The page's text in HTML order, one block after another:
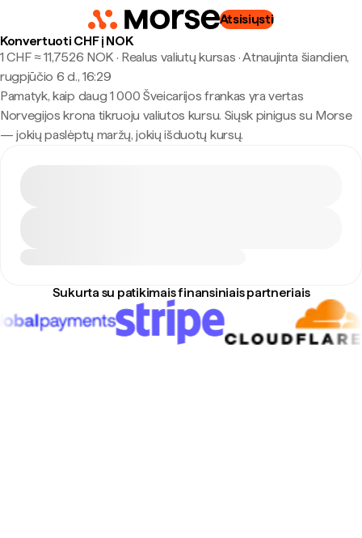
Atsisiųsti
Konvertuoti CHF į NOK
1 CHF ≈ 11,7526 NOK · Realus valiutų kursas ·Atnaujinta šiandien,
rugpjūčio 6 d., 16:29
Pamatyk, kaip daug 1 000 Šveicarijos frankas yra vertas
Norvegijos krona tikruoju valiutos kursu. Siųsk pinigus su Morse
— jokių paslėptų maržų, jokių išduotų kursų.
Sukurta su patikimais finansiniais partneriais